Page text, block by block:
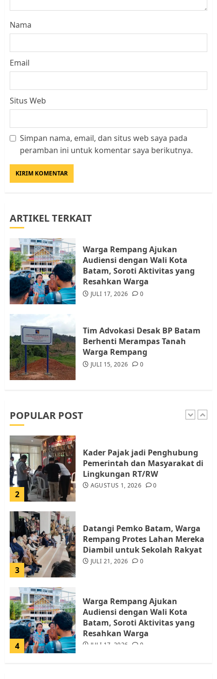
Nama
Email
Situs Web
Simpan nama, email, dan situs web saya pada
peramban ini untuk komentar saya berikutnya.
ARTIKEL TERKAIT
Warga Rempang Ajukan
Audiensi dengan Wali Kota
Batam, Soroti Aktivitas yang
Resahkan Warga
JULI 17, 2026 0
Tim Advokasi Desak BP Batam
Berhenti Merampas Tanah
Warga Rempang
JULI 15, 2026 0
POPULAR POST
Datangi Pemko Batam, Warga
4
Warga Rempang Ajukan
Resahkan Warga
JULI 17, 2026 0
5
Tim Advokasi Desak BP Batam
JULI 15, 2026 0
1
2
Kader Pajak jadi Penghubung
Pemerintah dan Masyarakat di
Lingkungan RT/RW
AGUSTUS 1, 2026 0
3
Datangi Pemko Batam, Warga
Rempang Protes Lahan Mereka
Diambil untuk Sekolah Rakyat
JULI 21, 2026 0
4
Warga Rempang Ajukan
Audiensi dengan Wali Kota
Batam, Soroti Aktivitas yang
Resahkan Warga
JULI 17, 2026 0